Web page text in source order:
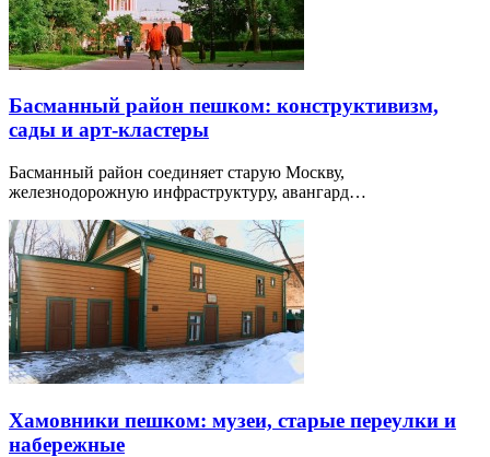
Басманный район пешком: конструктивизм,
сады и арт-кластеры
Басманный район соединяет старую Москву,
железнодорожную инфраструктуру, авангард…
Хамовники пешком: музеи, старые переулки и
набережные